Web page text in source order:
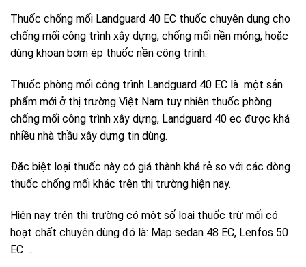
Thuốc chống mối Landguard 40 EC thuốc chuyên dụng cho
chống mối công trình xây dựng, chống mối nền móng, hoặc
dùng khoan bơm ép thuốc nền công trình.
Thuốc phòng mối công trình Landguard 40 EC là một sản
phẩm mới ở thị trường Việt Nam tuy nhiên thuốc phòng
chống mối công trình xây dựng, Landguard 40 ec được khá
nhiều nhà thầu xây dựng tin dùng.
Đặc biệt loại thuốc này có giá thành khá rẻ so với các dòng
thuốc chống mối khác trên thị trường hiện nay.
Hiện nay trên thị trường có một số loại thuốc trừ mối có
hoạt chất chuyên dùng đó là: Map sedan 48 EC, Lenfos 50
EC …